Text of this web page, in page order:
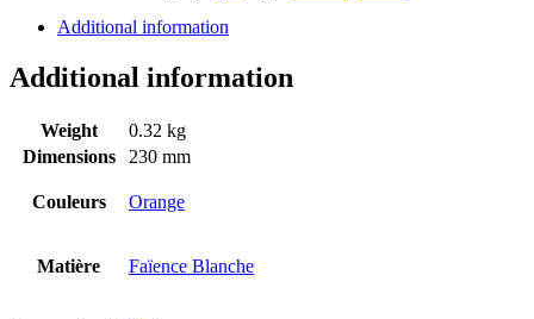
Additional information
Additional information
Weight
0.32 kg
Dimensions
230 mm
Couleurs Orange
Matière Faïence Blanche